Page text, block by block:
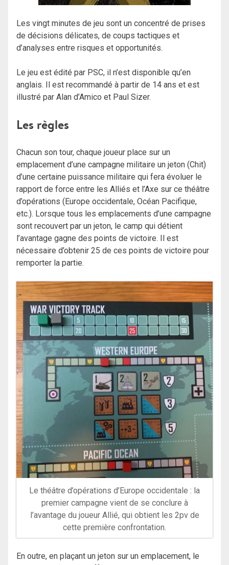
Les vingt minutes de jeu sont un concentré de prises
de décisions délicates, de coups tactiques et
d’analyses entre risques et opportunités.
Le jeu est édité par PSC, il n’est disponible qu’en
anglais. Il est recommandé à partir de 14 ans et est
illustré par Alan d’Amico et Paul Sizer.
Les règles
Chacun son tour, chaque joueur place sur un
emplacement d’une campagne militaire un jeton (Chit)
d’une certaine puissance militaire qui fera évoluer le
rapport de force entre les Alliés et l’Axe sur ce théâtre
d’opérations (Europe occidentale, Océan Pacifique,
etc.). Lorsque tous les emplacements d’une campagne
sont recouvert par un jeton, le camp qui détient
l’avantage gagne des points de victoire. Il est
nécessaire d’obtenir 25 de ces points de victoire pour
remporter la partie.
Le théâtre d’opérations d’Europe occidentale : la
premier campagne vient de se conclure à
l’avantage du joueur Allié, qui obtient les 2pv de
cette première confrontation.
En outre, en plaçant un jeton sur un emplacement, le